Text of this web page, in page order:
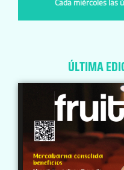
Cada miércoles las
ÚLTIMA